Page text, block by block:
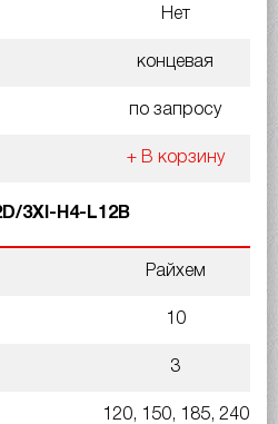
Нет
концевая
по запросу
+ В корзину
3XI-H4-L12B
Райхем
10
3
120, 150, 185, 240